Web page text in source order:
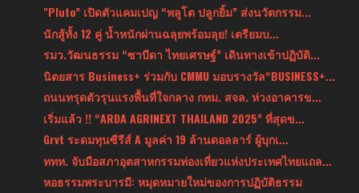
"Pluto” เปิดตัวแคมเปญ “พลูโต ปลูกยิ้ม” ส่งนวัตกรรม...
นักสู้ทั้ง 12 คู่ น้ำหนักผ่านฉลุยพร้อมลุย! เตรียมบ...
รมว.วัฒนธรรม “ซาบีดา ไทยเศรษฐ์” เดินทางเข้าปฏิบัติ...
นิตยสาร Business+ ร่วมกับ CMMU มอบรางวัล“BUSINESS+...
ถนนทรุดตัวรุนแรงพื้นที่ใจกลาง กทม. สจล. ห่วงอาคารข...
เริ่มแล้ว !! “ARDA AGRINEXT THAILAND 2025” ที่สุดข...
Grvt ระดมทุนซีรีส์ A มูลค่า 19 ล้านดอลลาร์ ผู้บุกเ...
ททท. จับมือสภาอุตสาหกรรมท่องเที่ยวแห่งประเทศไทยแถล...
หอธรรมพระบารมี: หมุดหมายใหม่ของการปฏิบัติธรรม